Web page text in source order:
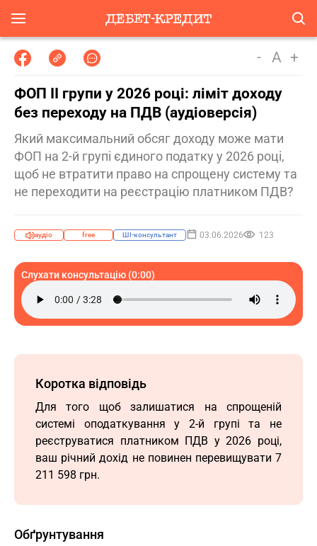
- A +
ФОП ІІ групи у 2026 році: ліміт доходу
без переходу на ПДВ (аудіоверсія)
Який максимальний обсяг доходу може мати
ФОП на 2-й групі єдиного податку у 2026 році,
щоб не втратити право на спрощену систему та
не переходити на реєстрацію платником ПДВ?
аудіо free ШІ-консультант 03.06.2026 123
Слухати консультацію (0:00)
Коротка відповідь
Для того щоб залишатися на спрощеній
системі оподаткування у 2-й групі та не
реєструватися платником ПДВ у 2026 році,
ваш річний дохід не повинен перевищувати 7
211 598 грн.
Обґрунтування